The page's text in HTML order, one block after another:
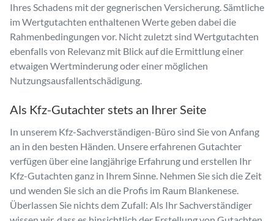
Ihres Schadens mit der gegnerischen Versicherung. Sämtliche
im Wertgutachten enthaltenen Werte geben dabei die
Rahmenbedingungen vor. Nicht zuletzt sind Wertgutachten
ebenfalls von Relevanz mit Blick auf die Ermittlung einer
etwaigen Wertminderung oder einer möglichen
Nutzungsausfallentschädigung.
Als Kfz-Gutachter stets an Ihrer Seite
In unserem Kfz-Sachverständigen-Büro sind Sie von Anfang
an in den besten Händen. Unsere erfahrenen Gutachter
verfügen über eine langjährige Erfahrung und erstellen Ihr
Kfz-Gutachten ganz in Ihrem Sinne. Nehmen Sie sich die Zeit
und wenden Sie sich an die Profis im Raum Blankenese.
Überlassen Sie nichts dem Zufall: Als Ihr Sachverständiger